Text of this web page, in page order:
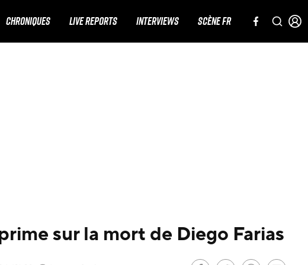
CHRONIQUES LIVE REPORTS INTERVIEWS SCÈNE FR
sur la mort de Diego Farias